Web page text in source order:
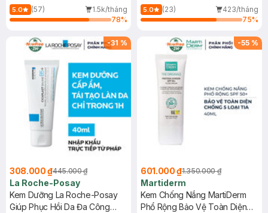
Dầu 500ml
5.0 (57)
1.5k/tháng
78%
(Mới)
5.0 (23)
423/tháng
75%
-31 %
308.000 ₫445.000 ₫
La Roche-Posay
Kem Dưỡng La Roche-Posay
Giúp Phục Hồi Da Đa Công
-55 %
601.000 ₫1.350.000 ₫
Martiderm
Kem Chống Nắng MartiDerm
Phổ Rộng Bảo Vệ Toàn Diện